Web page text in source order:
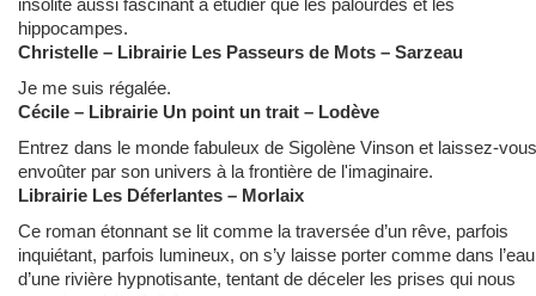
insolite aussi fascinant à étudier que les palourdes et les
hippocampes.
Christelle – Librairie Les Passeurs de Mots – Sarzeau
Je me suis régalée.
Cécile – Librairie Un point un trait – Lodève
Entrez dans le monde fabuleux de Sigolène Vinson et laissez-vous
envoûter par son univers à la frontière de l'imaginaire.
Librairie Les Déferlantes – Morlaix
Ce roman étonnant se lit comme la traversée d’un rêve, parfois
inquiétant, parfois lumineux, on s’y laisse porter comme dans l’eau
d’une rivière hypnotisante, tentant de déceler les prises qui nous